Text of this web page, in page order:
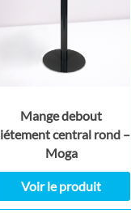
Mange debout
central rond –
Moga
Voir le produit